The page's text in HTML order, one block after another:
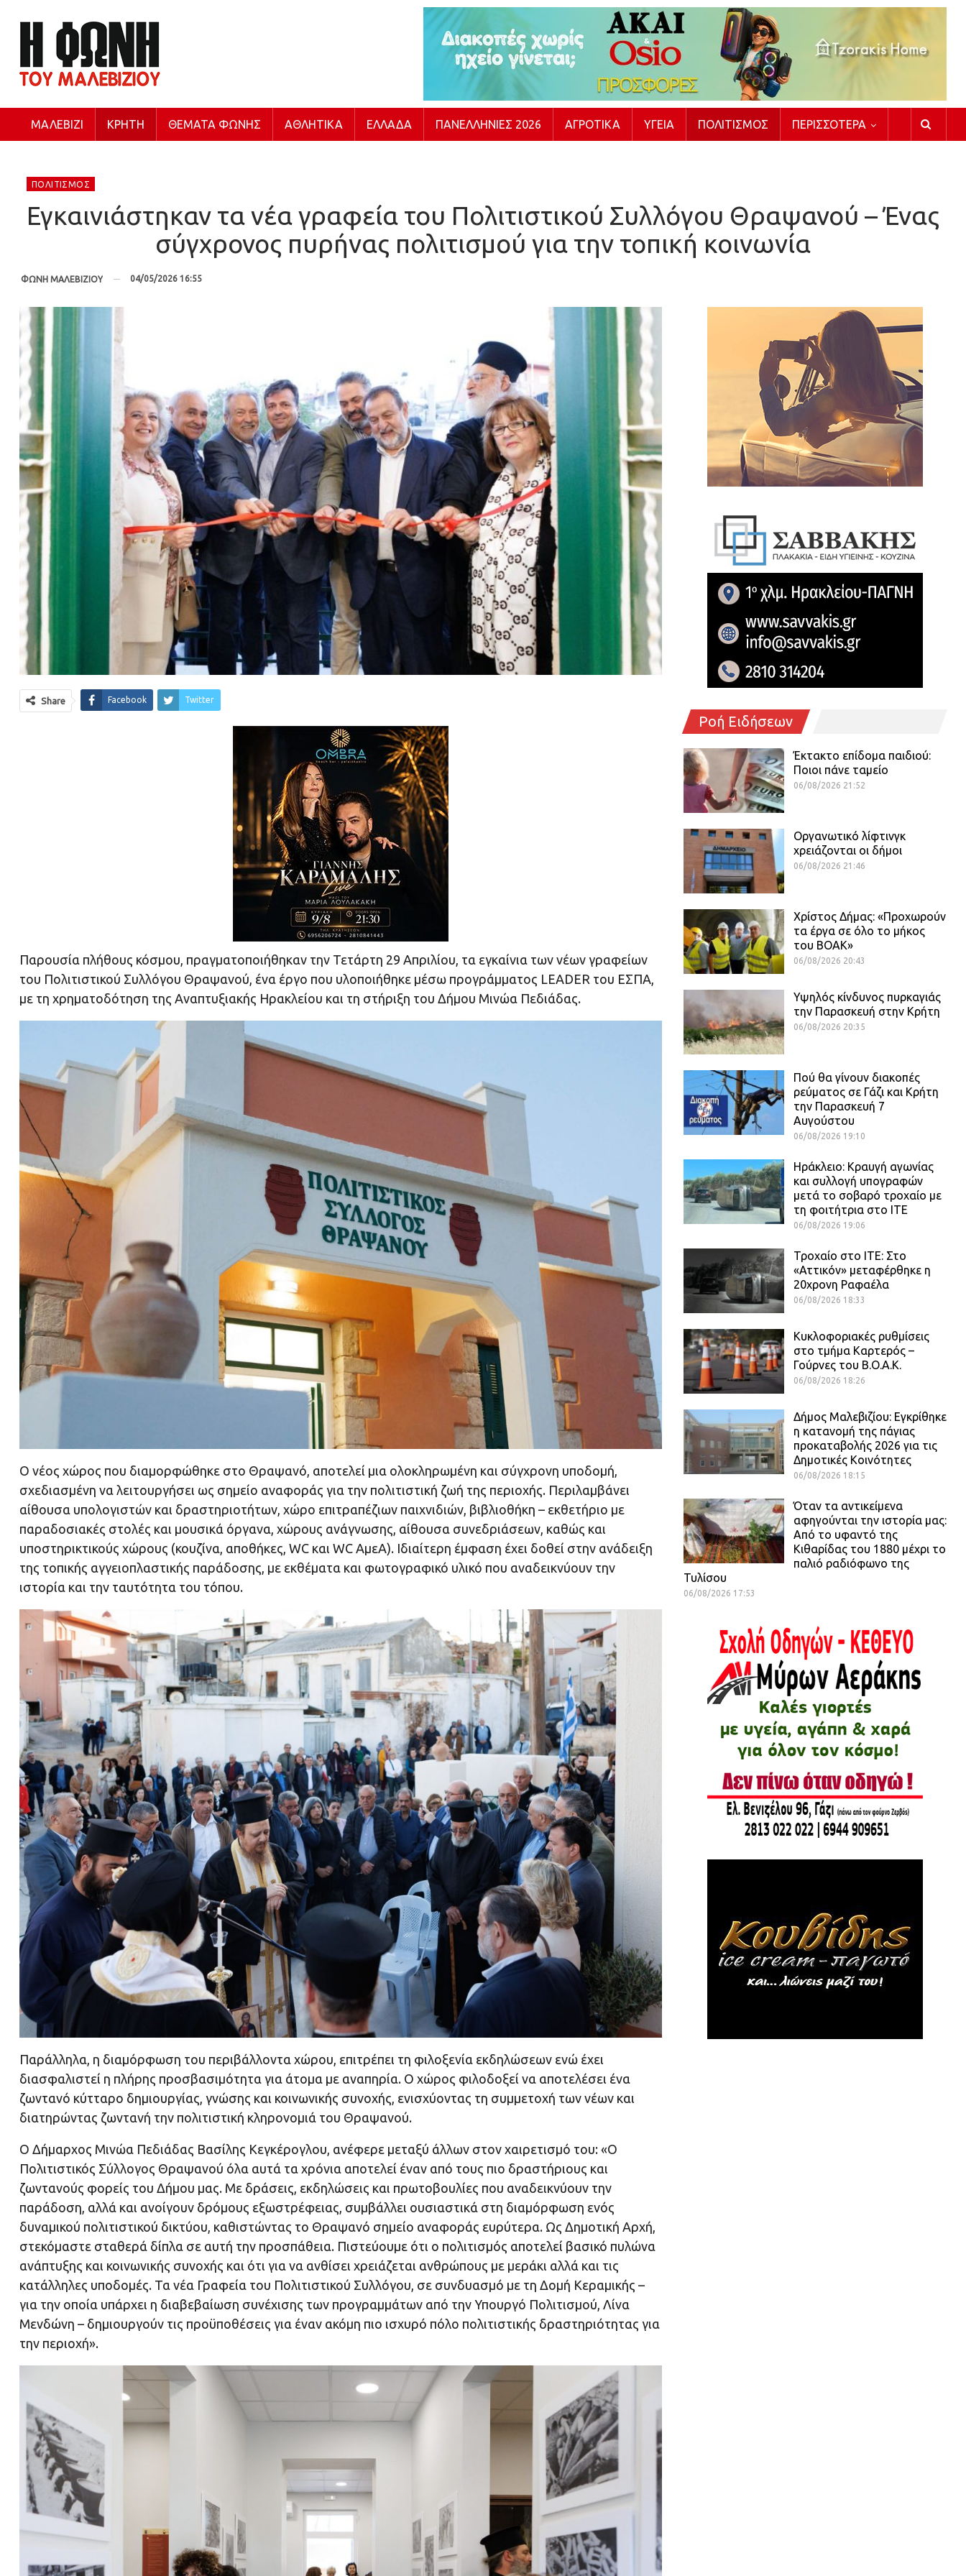
ΜΑΛΕΒΊΖΙ ΚΡΉΤΗ ΘΈΜΑΤΑ ΦΩΝΉΣ ΑΘΛΗΤΙΚΆ ΕΛΛΆΔΑ ΠΑΝΕΛΛΉΝΙΕΣ 2026 ΑΓΡΟΤΙΚΆ ΥΓΕΊΑ ΠΟΛΙΤΙΣΜΌΣ ΠΕΡΙΣΣΌΤΕΡΑ
ΠΟΛΙΤΙΣΜΌΣ
Εγκαινιάστηκαν τα νέα γραφεία του Πολιτιστικού Συλλόγου Θραψανού – Ένας
σύγχρονος πυρήνας πολιτισμού για την τοπική κοινωνία
ΦΩΝΗ ΜΑΛΕΒΙΖΙΟΥ 04/05/2026 16:55
Share Facebook Twitter
Παρουσία πλήθους κόσμου, πραγματοποιήθηκαν την Τετάρτη 29 Απριλίου, τα εγκαίνια των νέων γραφείων
του Πολιτιστικού Συλλόγου Θραψανού, ένα έργο που υλοποιήθηκε μέσω προγράμματος LEADER του ΕΣΠΑ,
με τη χρηματοδότηση της Αναπτυξιακής Ηρακλείου και τη στήριξη του Δήμου Μινώα Πεδιάδας.
Ο νέος χώρος που διαμορφώθηκε στο Θραψανό, αποτελεί μια ολοκληρωμένη και σύγχρονη υποδομή,
σχεδιασμένη να λειτουργήσει ως σημείο αναφοράς για την πολιτιστική ζωή της περιοχής. Περιλαμβάνει
αίθουσα υπολογιστών και δραστηριοτήτων, χώρο επιτραπέζιων παιχνιδιών, βιβλιοθήκη – εκθετήριο με
παραδοσιακές στολές και μουσικά όργανα, χώρους ανάγνωσης, αίθουσα συνεδριάσεων, καθώς και
υποστηρικτικούς χώρους (κουζίνα, αποθήκες, WC και WC ΑμεΑ). Ιδιαίτερη έμφαση έχει δοθεί στην ανάδειξη
της τοπικής αγγειοπλαστικής παράδοσης, με εκθέματα και φωτογραφικό υλικό που αναδεικνύουν την
ιστορία και την ταυτότητα του τόπου.
Παράλληλα, η διαμόρφωση του περιβάλλοντα χώρου, επιτρέπει τη φιλοξενία εκδηλώσεων ενώ έχει
διασφαλιστεί η πλήρης προσβασιμότητα για άτομα με αναπηρία. Ο χώρος φιλοδοξεί να αποτελέσει ένα
ζωντανό κύτταρο δημιουργίας, γνώσης και κοινωνικής συνοχής, ενισχύοντας τη συμμετοχή των νέων και
διατηρώντας ζωντανή την πολιτιστική κληρονομιά του Θραψανού.
Ο Δήμαρχος Μινώα Πεδιάδας Βασίλης Κεγκέρογλου, ανέφερε μεταξύ άλλων στον χαιρετισμό του: «Ο
Πολιτιστικός Σύλλογος Θραψανού όλα αυτά τα χρόνια αποτελεί έναν από τους πιο δραστήριους και
ζωντανούς φορείς του Δήμου μας. Με δράσεις, εκδηλώσεις και πρωτοβουλίες που αναδεικνύουν την
παράδοση, αλλά και ανοίγουν δρόμους εξωστρέφειας, συμβάλλει ουσιαστικά στη διαμόρφωση ενός
δυναμικού πολιτιστικού δικτύου, καθιστώντας το Θραψανό σημείο αναφοράς ευρύτερα. Ως Δημοτική Αρχή,
στεκόμαστε σταθερά δίπλα σε αυτή την προσπάθεια. Πιστεύουμε ότι ο πολιτισμός αποτελεί βασικό πυλώνα
ανάπτυξης και κοινωνικής συνοχής και ότι για να ανθίσει χρειάζεται ανθρώπους με μεράκι αλλά και τις
κατάλληλες υποδομές. Τα νέα Γραφεία του Πολιτιστικού Συλλόγου, σε συνδυασμό με τη Δομή Κεραμικής –
για την οποία υπάρχει η διαβεβαίωση συνέχισης των προγραμμάτων από την Υπουργό Πολιτισμού, Λίνα
Μενδώνη – δημιουργούν τις προϋποθέσεις για έναν ακόμη πιο ισχυρό πόλο πολιτιστικής δραστηριότητας για
την περιοχή».
Ροή Ειδήσεων
Έκτακτο επίδομα παιδιού:
Ποιοι πάνε ταμείο
06/08/2026 21:52
Οργανωτικό λίφτινγκ
χρειάζονται οι δήμοι
06/08/2026 21:46
Χρίστος Δήμας: «Προχωρούν
τα έργα σε όλο το μήκος
του ΒΟΑΚ»
06/08/2026 20:43
Υψηλός κίνδυνος πυρκαγιάς
την Παρασκευή στην Κρήτη
06/08/2026 20:35
Πού θα γίνουν διακοπές
ρεύματος σε Γάζι και Κρήτη
την Παρασκευή 7
Αυγούστου
06/08/2026 19:10
Ηράκλειο: Κραυγή αγωνίας
και συλλογή υπογραφών
μετά το σοβαρό τροχαίο με
τη φοιτήτρια στο ΙΤΕ
06/08/2026 19:06
Τροχαίο στο ΙΤΕ: Στο
«Αττικόν» μεταφέρθηκε η
20χρονη Ραφαέλα
06/08/2026 18:33
Κυκλοφοριακές ρυθμίσεις
στο τμήμα Καρτερός –
Γούρνες του Β.Ο.Α.Κ.
06/08/2026 18:26
Δήμος Μαλεβιζίου: Εγκρίθηκε
η κατανομή της πάγιας
προκαταβολής 2026 για τις
Δημοτικές Κοινότητες
06/08/2026 18:15
Όταν τα αντικείμενα
αφηγούνται την ιστορία μας:
Από το υφαντό της
Κιθαρίδας του 1880 μέχρι το
παλιό ραδιόφωνο της
Τυλίσου
06/08/2026 17:53